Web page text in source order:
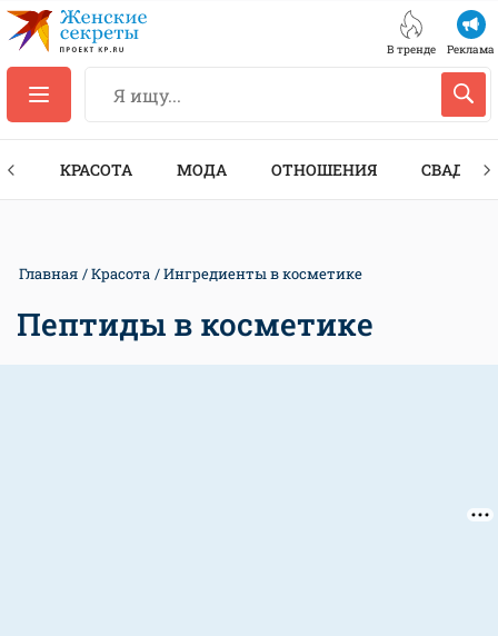
В тренде Реклама
КРАСОТА МОДА ОТНОШЕНИЯ СВАДЬБА
Главная Красота Ингредиенты в косметике
Пептиды в косметике